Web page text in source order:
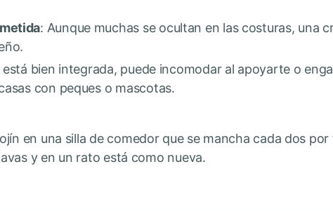
: Aunque muchas se ocultan en las costuras, una
está bien integrada, puede incomodar al apoyarte o
con peques o mascotas.
en una silla de comedor que se mancha cada dos
y en un rato está como nueva.